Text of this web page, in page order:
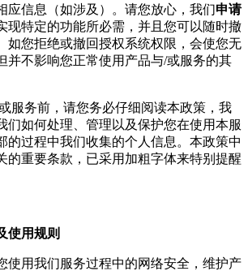
应信息（如涉及）。请您放心，我们申请
现特定的功能所必需，并且您可以随时撤
如您拒绝或撤回授权系统权限，会使您无
并不影响您正常使用产品与/或服务的其
服务前，请您务必仔细阅读本政策，我
们如何处理、管理以及保护您在使用本服
的过程中我们收集的个人信息。本政策中
的重要条款，已采用加粗字体来特别提醒
使用规则
使用我们服务过程中的网络安全，维护产